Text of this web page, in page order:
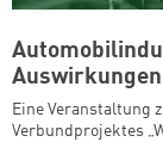
Eine Veranstaltung
Verbundprojektes